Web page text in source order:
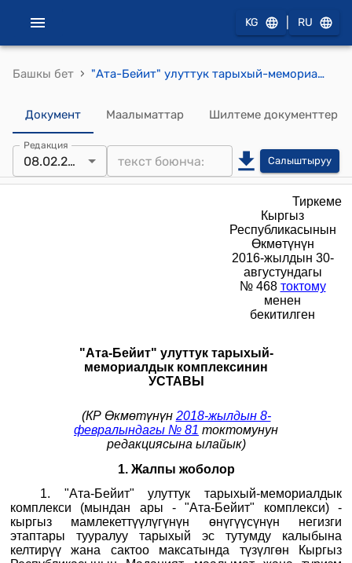
KG RU
Башкы бет › "Ата-Бейит" улуттук тарыхый-мемориалдык комплексинин УСТАВЫ
Документ Маалыматтар Шилтеме документтер
Редакция
08.02.2018 Салыштыруу